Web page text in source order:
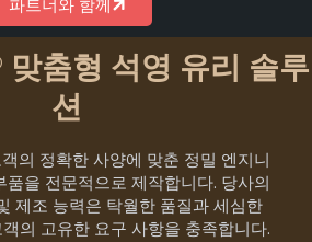
파트너와 함께
맞춤형 석영 유리 솔루
션
의 정확한 사양에 맞춘 정밀 엔지니
품을 전문적으로 제작합니다. 당사의
제조 능력은 탁월한 품질과 세심한
의 고유한 요구 사항을 충족합니다.